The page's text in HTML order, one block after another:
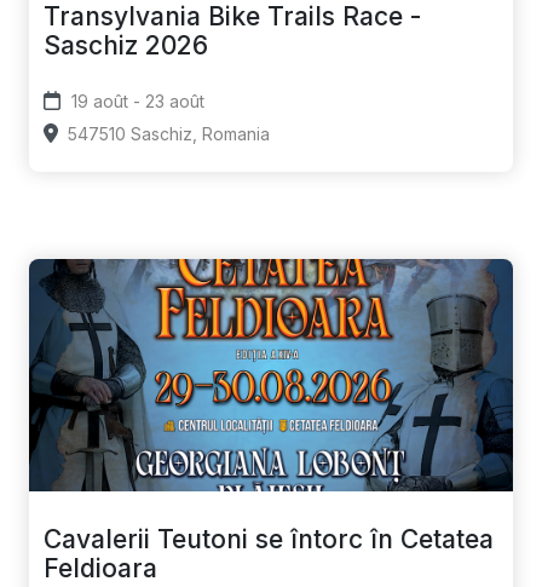
Transylvania Bike Trails Race -
Saschiz 2026
19 août - 23 août
547510 Saschiz, Romania
Cavalerii Teutoni se întorc în Cetatea
Feldioara